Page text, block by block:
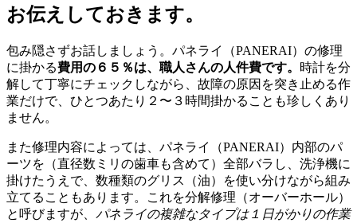
お伝えしておきます。
包み隠さずお話しましょう。パネライ（PANERAI）の修理
に掛かる費用の６５％は、職人さんの人件費です。 時計を分
解して丁寧にチェックしながら、故障の原因を突き止める作
業だけで、ひとつあたり２〜３時間掛かることも珍しくあり
ません。
また修理内容によっては、パネライ（PANERAI）内部のパ
ーツを（直径数ミリの歯車も含めて）全部バラし、洗浄機に
掛けたうえで、数種類のグリス（油）を使い分けながら組み
立てることもあります。これを分解修理（オーバーホール）
と呼びますが、 パネライの複雑なタイプは１日がかりの作業